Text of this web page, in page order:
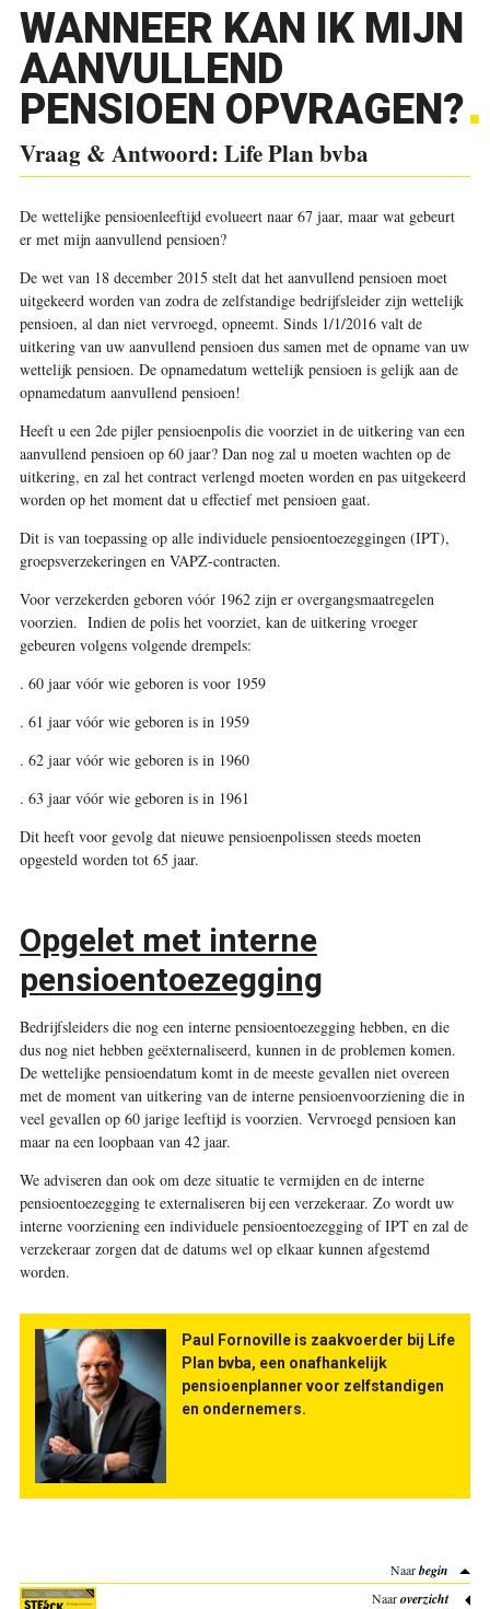
WANNEER KAN IK MIJN
AANVULLEND
PENSIOEN OPVRAGEN?
Vraag & Antwoord: Life Plan bvba
De wettelijke pensioenleeftijd evolueert naar 67 jaar, maar wat gebeurt
er met mijn aanvullend pensioen?
De wet van 18 december 2015 stelt dat het aanvullend pensioen moet
uitgekeerd worden van zodra de zelfstandige bedrijfsleider zijn wettelijk
pensioen, al dan niet vervroegd, opneemt. Sinds 1/1/2016 valt de
uitkering van uw aanvullend pensioen dus samen met de opname van uw
wettelijk pensioen. De opnamedatum wettelijk pensioen is gelijk aan de
opnamedatum aanvullend pensioen!
Heeft u een 2de pijler pensioenpolis die voorziet in de uitkering van een
aanvullend pensioen op 60 jaar? Dan nog zal u moeten wachten op de
uitkering, en zal het contract verlengd moeten worden en pas uitgekeerd
worden op het moment dat u effectief met pensioen gaat.
Dit is van toepassing op alle individuele pensioentoezeggingen (IPT),
groepsverzekeringen en VAPZ-contracten.
Voor verzekerden geboren vóór 1962 zijn er overgangsmaatregelen
voorzien. Indien de polis het voorziet, kan de uitkering vroeger
gebeuren volgens volgende drempels:
. 60 jaar vóór wie geboren is voor 1959
. 61 jaar vóór wie geboren is in 1959
. 62 jaar vóór wie geboren is in 1960
. 63 jaar vóór wie geboren is in 1961
Dit heeft voor gevolg dat nieuwe pensioenpolissen steeds moeten
opgesteld worden tot 65 jaar.
Opgelet met interne
pensioentoezegging
Bedrijfsleiders die nog een interne pensioentoezegging hebben, en die
dus nog niet hebben geëxternaliseerd, kunnen in de problemen komen.
De wettelijke pensioendatum komt in de meeste gevallen niet overeen
met de moment van uitkering van de interne pensioenvoorziening die in
veel gevallen op 60 jarige leeftijd is voorzien. Vervroegd pensioen kan
maar na een loopbaan van 42 jaar.
We adviseren dan ook om deze situatie te vermijden en de interne
pensioentoezegging te externaliseren bij een verzekeraar. Zo wordt uw
interne voorziening een individuele pensioentoezegging of IPT en zal de
verzekeraar zorgen dat de datums wel op elkaar kunnen afgestemd
worden.
Paul Fornoville is zaakvoerder bij Life
Plan bvba, een onafhankelijk
pensioenplanner voor zelfstandigen
en ondernemers.
Naarbegin
Naaroverzicht